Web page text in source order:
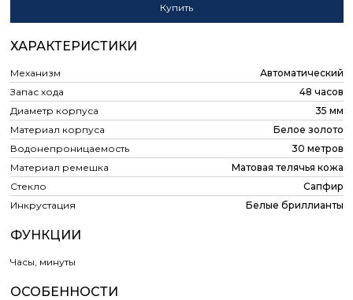
Купить
ХАРАКТЕРИСТИКИ
Механизм
Автоматический
Запас хода
48 часов
Диаметр корпуса
35 мм
Материал корпуса
Белое золото
Водонепроницаемость
30 метров
Материал ремешка
Матовая телячья кожа
Стекло
Сапфир
Инкрустация
Белые бриллианты
ФУНКЦИИ
Часы, минуты
ОСОБЕННОСТИ